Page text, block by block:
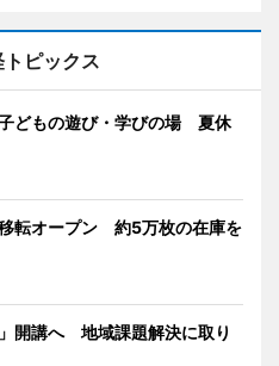
ピックス
どもの遊び・学びの場 夏休
転オープン 約5万枚の在庫を
開講へ 地域課題解決に取り